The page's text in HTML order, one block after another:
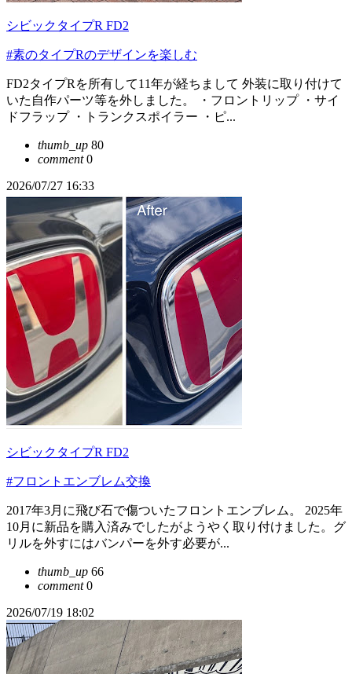
シビックタイプR FD2
#素のタイプRのデザインを楽しむ
FD2タイプRを所有して11年が経ちまして 外装に取り付けて
いた自作パーツ等を外しました。 ・フロントリップ ・サイ
ドフラップ ・トランクスポイラー ・ピ...
thumb_up 80
comment0
2026/07/27 16:33
シビックタイプR FD2
#フロントエンブレム交換
2017年3月に飛び石で傷ついたフロントエンブレム。 2025年
10月に新品を購入済みでしたがようやく取り付けました。グ
リルを外すにはバンパーを外す必要が...
thumb_up 66
comment0
2026/07/19 18:02